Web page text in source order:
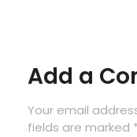
Add a
Your email
fields are marked *